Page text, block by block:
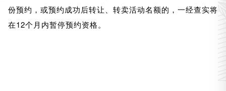
份预约，或预约成功后转让、转卖活动名额的，一经查实将
在12个月内暂停预约资格。